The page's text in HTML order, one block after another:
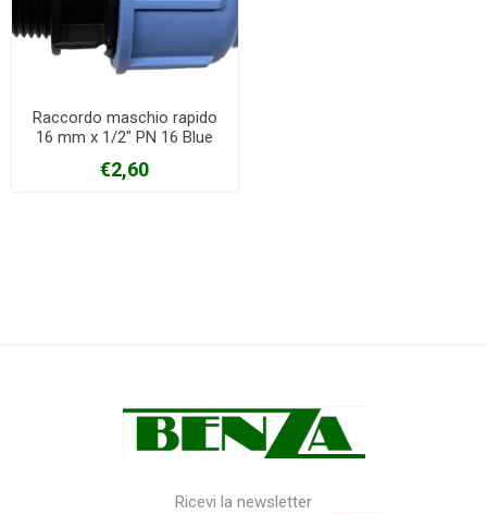
Raccordo maschio rapido
16 mm x 1/2" PN 16 Blue
€2,60
Ricevi la newsletter